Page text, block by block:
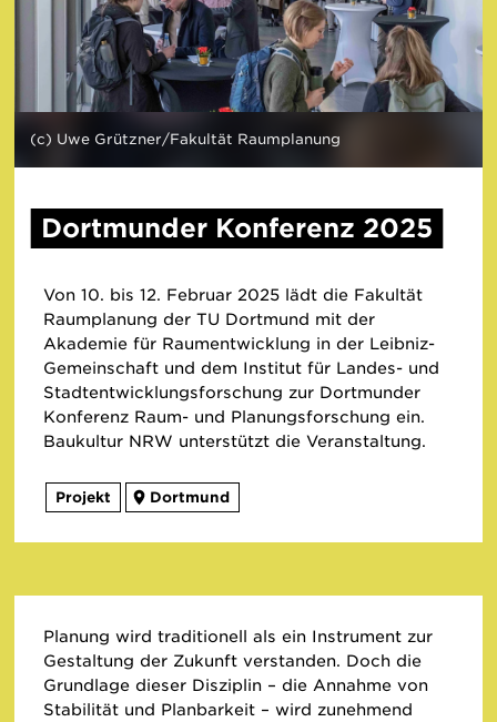
(c) Uwe Grützner​/​Fakultät Raumplanung
Dortmunder Konferenz 2025
Von 10. bis 12. Februar 2025 lädt die Fakultät
Raumplanung der TU Dortmund mit der
Akademie für Raumentwicklung in der Leibniz-
Gemeinschaft und dem Institut für Landes- und
Stadtentwicklungsforschung zur Dortmunder
Konferenz Raum- und Planungsforschung ein.
Baukultur NRW unterstützt die Veranstaltung.
Projekt Dortmund
Planung wird traditionell als ein Instrument zur
Gestaltung der Zukunft verstanden. Doch die
Grundlage dieser Disziplin – die Annahme von
Stabilität und Planbarkeit – wird zunehmend